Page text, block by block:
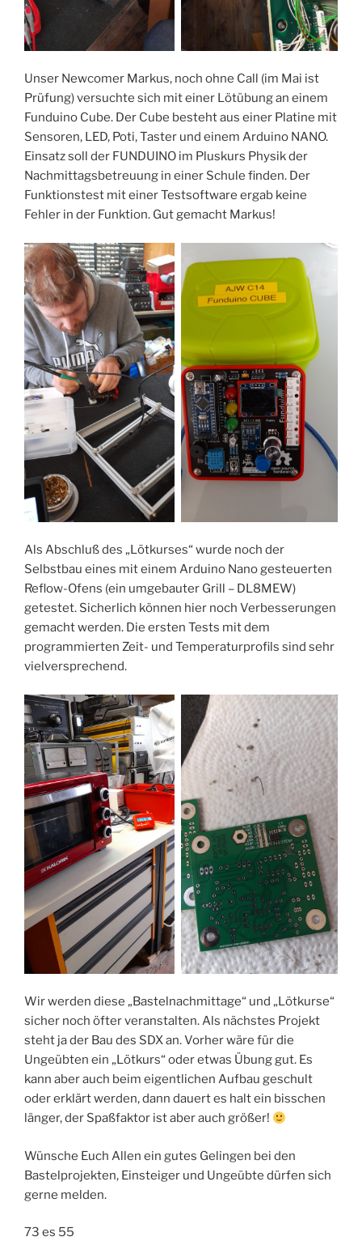
Unser Newcomer Markus, noch ohne Call (im Mai ist
Prüfung) versuchte sich mit einer Lötübung an einem
Funduino Cube. Der Cube besteht aus einer Platine mit
Sensoren, LED, Poti, Taster und einem Arduino NANO.
Einsatz soll der FUNDUINO im Pluskurs Physik der
Nachmittagsbetreuung in einer Schule finden. Der
Funktionstest mit einer Testsoftware ergab keine
Fehler in der Funktion. Gut gemacht Markus!
Als Abschluß des „Lötkurses“ wurde noch der
Selbstbau eines mit einem Arduino Nano gesteuerten
Reflow-Ofens (ein umgebauter Grill – DL8MEW)
getestet. Sicherlich können hier noch Verbesserungen
gemacht werden. Die ersten Tests mit dem
programmierten Zeit- und Temperaturprofils sind sehr
vielversprechend.
Wir werden diese „Bastelnachmittage“ und „Lötkurse“
sicher noch öfter veranstalten. Als nächstes Projekt
steht ja der Bau des SDX an. Vorher wäre für die
Ungeübten ein „Lötkurs“ oder etwas Übung gut. Es
kann aber auch beim eigentlichen Aufbau geschult
oder erklärt werden, dann dauert es halt ein bisschen
länger, der Spaßfaktor ist aber auch größer!
Wünsche Euch Allen ein gutes Gelingen bei den
Bastelprojekten, Einsteiger und Ungeübte dürfen sich
gerne melden.
73 es 55